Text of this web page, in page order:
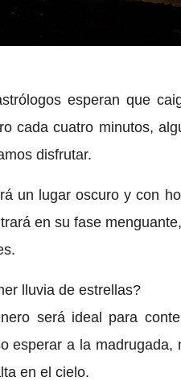
esperan que
cada cuatro minutos,
disfrutar.
un lugar oscuro y con
en su fase
lluvia de estrellas?
será ideal para
esperar a la madrugada,
en el cielo.